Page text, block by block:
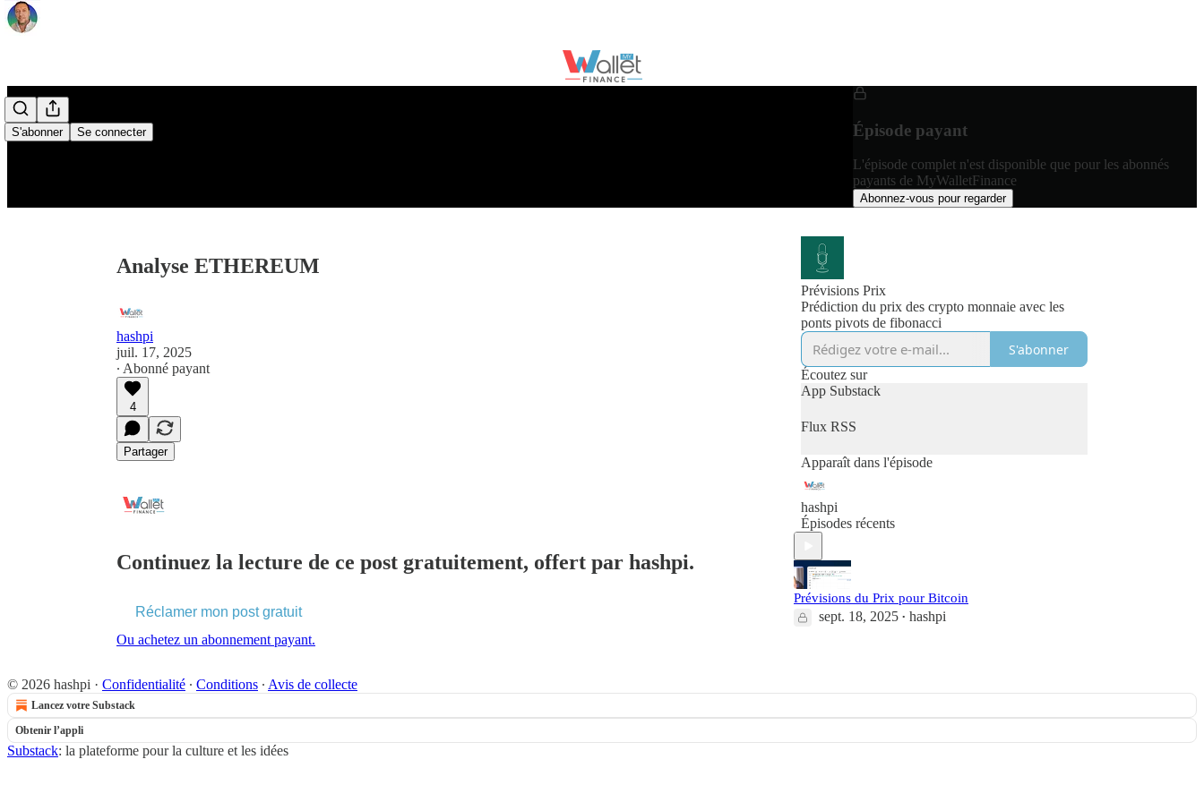
S'abonner Se connecter Épisode payant
L'épisode complet n'est disponible que pour les abonnés
payants de MyWalletFinance
Abonnez-vous pour regarder
Analyse ETHEREUM
hashpi
juil. 17, 2025
∙ Abonné payant
4
Partager
Continuez la lecture de ce post gratuitement, offert par hashpi.
Réclamer mon post gratuit
Ou achetez un abonnement payant.
Prévisions Prix
Prédiction du prix des crypto monnaie avec les
ponts pivots de fibonacci
S'abonner
Écoutez sur
App Substack
Flux RSS
Apparaît dans l'épisode
hashpi
Épisodes récents
Prévisions du Prix pour Bitcoin
sept. 18, 2025 • hashpi
© 2026 hashpi · Confidentialité ∙ Conditions ∙ Avis de collecte
Lancez votre Substack
Obtenir l’appli
Substack: la plateforme pour la culture et les idées